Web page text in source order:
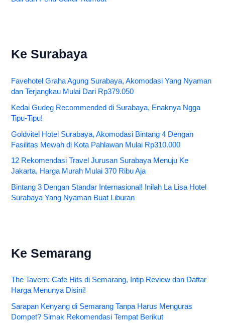
Ke Surabaya
Favehotel Graha Agung Surabaya, Akomodasi Yang Nyaman
dan Terjangkau Mulai Dari Rp379.050
Kedai Gudeg Recommended di Surabaya, Enaknya Ngga
Tipu-Tipu!
Goldvitel Hotel Surabaya, Akomodasi Bintang 4 Dengan
Fasilitas Mewah di Kota Pahlawan Mulai Rp310.000
12 Rekomendasi Travel Jurusan Surabaya Menuju Ke
Jakarta, Harga Murah Mulai 370 Ribu Aja
Bintang 3 Dengan Standar Internasional! Inilah La Lisa Hotel
Surabaya Yang Nyaman Buat Liburan
Ke Semarang
The Tavern: Cafe Hits di Semarang, Intip Review dan Daftar
Harga Menunya Disini!
Sarapan Kenyang di Semarang Tanpa Harus Menguras
Dompet? Simak Rekomendasi Tempat Berikut